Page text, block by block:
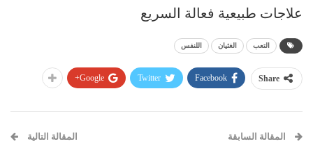
علاجات طبيعية فعالة السريع
التعب الغثيان اللنفس
Share
Facebook
Twitter
Google+
المقالة السابقة المقالة التالية